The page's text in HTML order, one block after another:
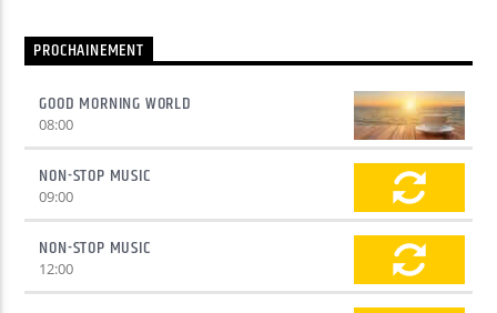
PROCHAINEMENT
GOOD MORNING WORLD
08:00
NON-STOP MUSIC
09:00
NON-STOP MUSIC
12:00